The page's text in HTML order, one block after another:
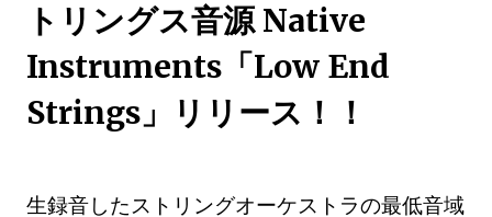
トリングス音源 Native
Instruments「Low End
Strings」リリース！！
生録音したストリングオーケストラの最低音域